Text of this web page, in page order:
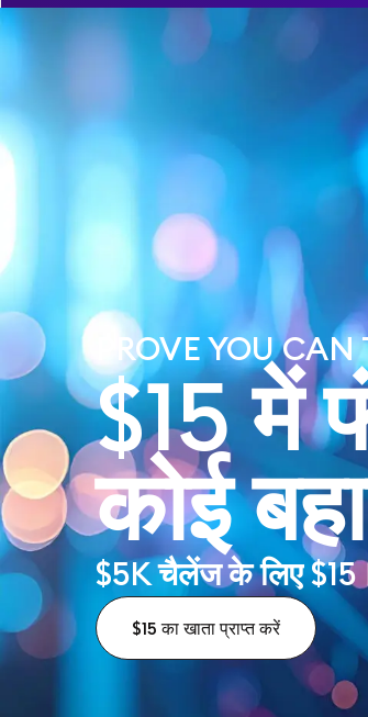
$5k Challenge for $15 – Limited
PROVE YOU
$15 में
कोई
$5K चैलेंज के लिए $15।
$15 का खाता प्राप्त करें